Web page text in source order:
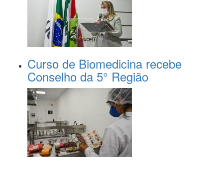
Curso de Biomedicina recebe
Conselho da 5° Região